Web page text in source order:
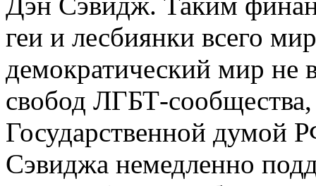
геи и лесбиянки всего
демократический мир не
свобод ЛГБТ-
Государственной думой
Сэвиджа немедленно